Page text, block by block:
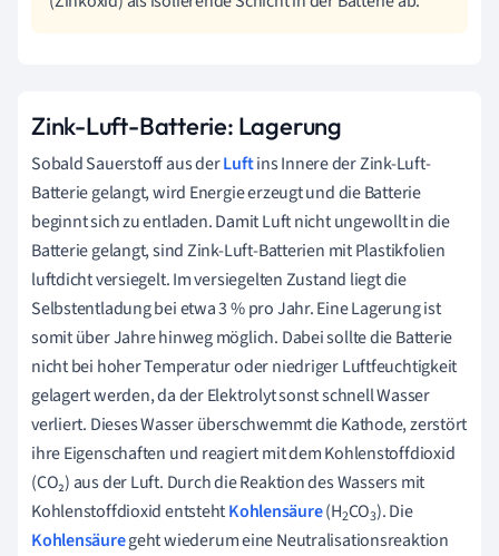
Zink-Luft-Batterie: Lagerung
Sobald Sauerstoff aus derLuftins Innere der Zink-Luft-
Batterie gelangt, wird Energie erzeugt und die Batterie
beginnt sich zu entladen. Damit Luft nicht ungewollt in die
Batterie gelangt, sind Zink-Luft-Batterien mit Plastikfolien
luftdicht versiegelt. Im versiegelten Zustand liegt die
Selbstentladung bei etwa 3 % pro Jahr. Eine Lagerung ist
somit über Jahre hinweg möglich. Dabei sollte die Batterie
nicht bei hoher Temperatur oder niedriger Luftfeuchtigkeit
gelagert werden, da der Elektrolyt sonst schnell Wasser
verliert. Dieses Wasser überschwemmt die Kathode, zerstört
ihre Eigenschaften und reagiert mit dem Kohlenstoffdioxid
(CO₂) aus der Luft. Durch die Reaktion des Wassers mit
Kohlenstoffdioxid entstehtKohlensäure(H2CO3). Die
Kohlensäuregeht wiederum eine Neutralisationsreaktion